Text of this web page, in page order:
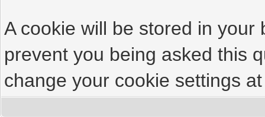
A cookie will be stored in
prevent you being asked this
change your cookie settings